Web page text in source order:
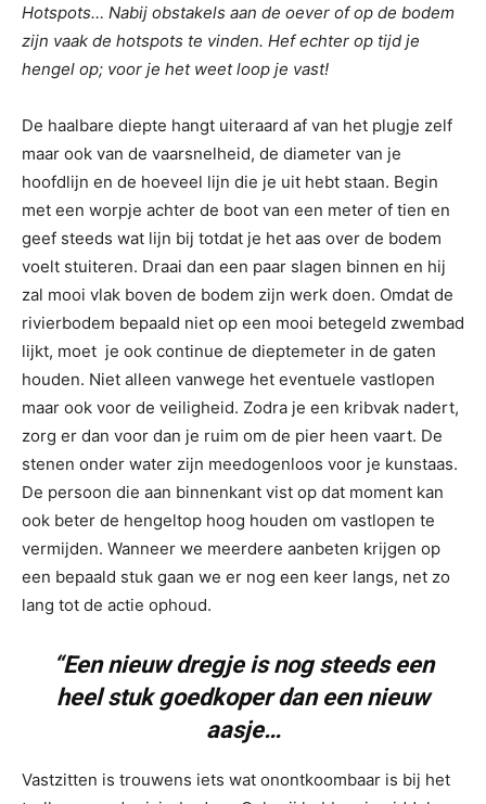
Hotspots… Nabij obstakels aan de oever of op de bodem
zijn vaak de hotspots te vinden. Hef echter op tijd je
hengel op; voor je het weet loop je vast!
De haalbare diepte hangt uiteraard af van het plugje zelf
maar ook van de vaarsnelheid, de diameter van je
hoofdlijn en de hoeveel lijn die je uit hebt staan. Begin
met een worpje achter de boot van een meter of tien en
geef steeds wat lijn bij totdat je het aas over de bodem
voelt stuiteren. Draai dan een paar slagen binnen en hij
zal mooi vlak boven de bodem zijn werk doen. Omdat de
rivierbodem bepaald niet op een mooi betegeld zwembad
lijkt, moet je ook continue de dieptemeter in de gaten
houden. Niet alleen vanwege het eventuele vastlopen
maar ook voor de veiligheid. Zodra je een kribvak nadert,
zorg er dan voor dan je ruim om de pier heen vaart. De
stenen onder water zijn meedogenloos voor je kunstaas.
De persoon die aan binnenkant vist op dat moment kan
ook beter de hengeltop hoog houden om vastlopen te
vermijden. Wanneer we meerdere aanbeten krijgen op
een bepaald stuk gaan we er nog een keer langs, net zo
lang tot de actie ophoud.
“Een nieuw dregje is nog steeds een
heel stuk goedkoper dan een nieuw
aasje…
Vastzitten is trouwens iets wat onontkoombaar is bij het